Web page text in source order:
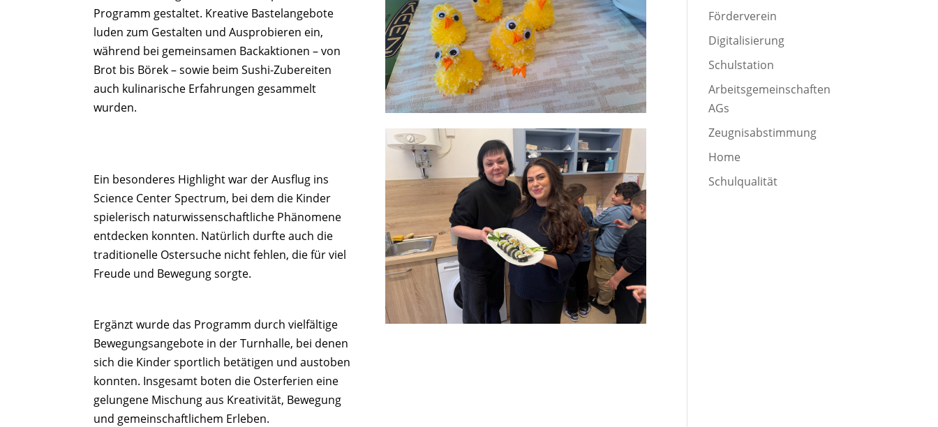
Programm gestaltet. Kreative Bastelangebote
luden zum Gestalten und Ausprobieren ein,
während bei gemeinsamen Backaktionen – von
Brot bis Börek – sowie beim Sushi-Zubereiten
auch kulinarische Erfahrungen gesammelt
wurden.
Ein besonderes Highlight war der Ausflug ins
Science Center Spectrum, bei dem die Kinder
spielerisch naturwissenschaftliche Phänomene
entdecken konnten. Natürlich durfte auch die
traditionelle Ostersuche nicht fehlen, die für viel
Freude und Bewegung sorgte.
Ergänzt wurde das Programm durch vielfältige
Bewegungsangebote in der Turnhalle, bei denen
sich die Kinder sportlich betätigen und austoben
konnten. Insgesamt boten die Osterferien eine
gelungene Mischung aus Kreativität, Bewegung
und gemeinschaftlichem Erleben.
Förderverein
Digitalisierung
Schulstation
Arbeitsgemeinschaften
AGs
Zeugnisabstimmung
Home
Schulqualität